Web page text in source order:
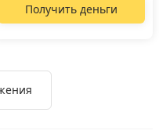
Получить деньги